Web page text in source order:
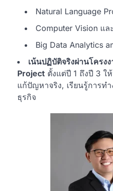
Natural Language
Computer Vision แล
Big Data Analytics
เน้นปฏิบัติจริงผ่านโครง
Project ตั้งแต่ปี 1 ถึงปี 3 ใ
แก้ปัญหาจริง, เรียนรู้การท
ธุรกิจ